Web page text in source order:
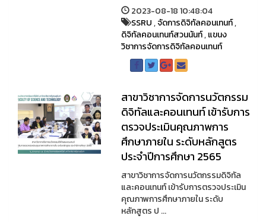
2023-08-18 10:48:04
SSRU,จัดการดิจิทัลคอนเทนท์,
ดิจิทัลคอนเทนท์สวนนันท์,แขนง
วิชาการจัดการดิจิทัลคอนเทนท์
สาขาวิชาการจัดการนวัตกรรม
ดิจิทัลและคอนเทนท์ เข้ารับการ
ตรวจประเมินคุณภาพการ
ศึกษาภายใน ระดับหลักสูตร
ประจำปีการศึกษา 2565
สาขาวิชาการจัดการนวัตกรรมดิจิทัล
และคอนเทนท์ เข้ารับการตรวจประเมิน
คุณภาพการศึกษาภายใน ระดับ
หลักสูตร ป ...